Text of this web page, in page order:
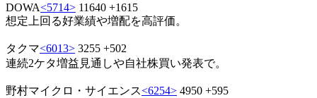
DOWA<5714> 11640 +1615
想定上回る好業績や増配を高評価。
タクマ<6013> 3255 +502
連続2ケタ増益見通しや自社株買い発表で。
野村マイクロ・サイエンス<6254> 4950 +595